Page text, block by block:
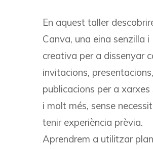
En aquest taller
Canva, una eina senzilla i
creativa per a dissenyar
invitacions, presentacions,
publicacions per a xarxes
i molt més, sense
tenir experiència prèvia.
Aprendrem a utilitzar